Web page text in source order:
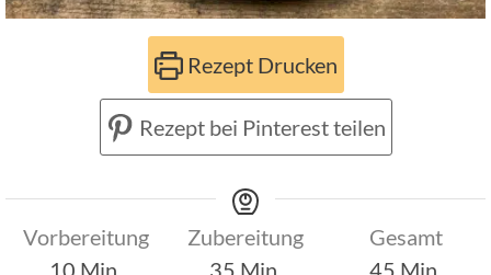
Rezept Drucken
Rezept bei Pinterest teilen
Vorbereitung
10 Minuten
Min.
Zubereitung
35 Minuten
Min.
Gesamt
45 Minuten
Min.